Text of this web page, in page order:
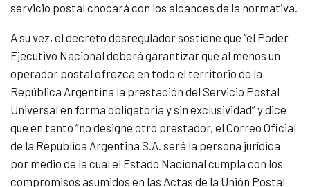
servicio postal chocará con los alcances de la normativa.
A su vez, el decreto desregulador sostiene que “el Poder
Ejecutivo Nacional deberá garantizar que al menos un
operador postal ofrezca en todo el territorio de la
República Argentina la prestación del Servicio Postal
Universal en forma obligatoria y sin exclusividad” y dice
que en tanto “no designe otro prestador, el Correo Oficial
de la República Argentina S.A. será la persona jurídica
por medio de la cual el Estado Nacional cumpla con los
compromisos asumidos en las Actas de la Unión Postal